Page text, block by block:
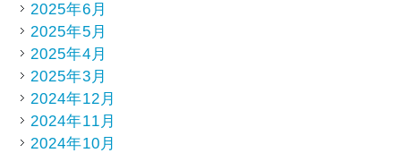
2025年6月
2025年5月
2025年4月
2025年3月
2024年12月
2024年11月
2024年10月